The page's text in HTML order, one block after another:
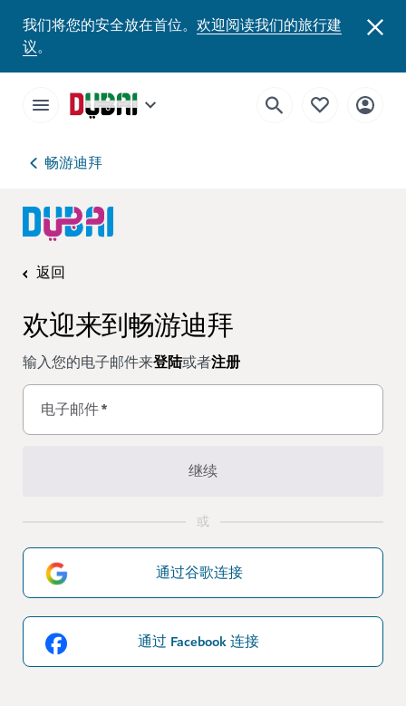
我们将您的安全放在首位。 欢迎阅读我们的旅行建
议。
畅游迪拜
返回
欢迎来到畅游迪拜
输入您的电子邮件来登陆或者注册
电子邮件*
继续
或
通过谷歌连接
通过 Facebook 连接